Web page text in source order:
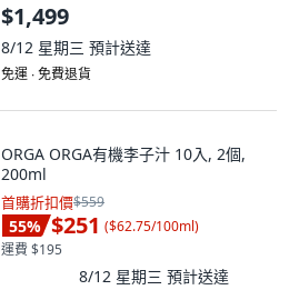
$1,499
8/12 星期三 預計送達
免運 ∙ 免費退貨
ORGA ORGA有機李子汁 10入, 2個,
200ml
首購折扣價$559
55% $251 ($62.75/100ml)
運費 $195
8/12 星期三 預計送達